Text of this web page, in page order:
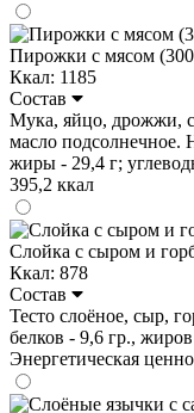
Пирожки с мясом
Ккал: 1185
Состав
Мука, яйцо, дрожжи,
масло подсолнечное.
жиры - 29,4 г;
395,2 ккал
Слойка с сыром и
Ккал: 878
Состав
Тесто слоёное, сыр,
белков - 9,6 гр.,
Энергетическая